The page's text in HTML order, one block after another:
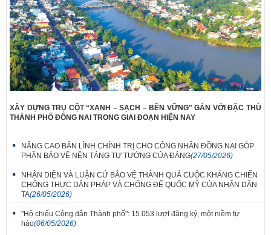
XÂY DỰNG TRỤ CỘT “XANH – SẠCH – BỀN VỮNG" GẮN VỚI ĐẶC THÙ
THÀNH PHỐ ĐỒNG NAI TRONG GIAI ĐOẠN HIỆN NAY
NÂNG CAO BẢN LĨNH CHÍNH TRỊ CHO CÔNG NHÂN ĐỒNG NAI GÓP
PHẦN BẢO VỆ NỀN TẢNG TƯ TƯỞNG CỦA ĐẢNG(27/05/2026)
NHẬN DIỆN VÀ LUẬN CỨ BẢO VỆ THÀNH QUẢ CUỘC KHÁNG CHIẾN
CHỐNG THỰC DÂN PHÁP VÀ CHỐNG ĐẾ QUỐC MỸ CỦA NHÂN DÂN
TA(26/05/2026)
"Hộ chiếu Công dân Thành phố": 15.053 lượt đăng ký, một niềm tự
hào(06/05/2026)